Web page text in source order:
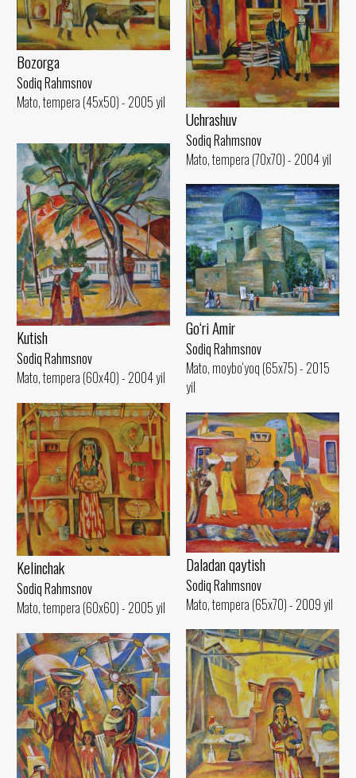
Bozorga
Sodiq Rahmsnov
Mato, tempera (45x50) - 2005 yil
Uchrashuv
Sodiq Rahmsnov
Mato, tempera (70x70) - 2004 yil
Kutish
Sodiq Rahmsnov
Mato, tempera (60x40) - 2004 yil
Go‘ri Amir
Sodiq Rahmsnov
Mato, moybo‘yoq (65x75) - 2015
yil
Kelinchak
Sodiq Rahmsnov
Mato, tempera (60x60) - 2005 yil
Daladan qaytish
Sodiq Rahmsnov
Mato, tempera (65x70) - 2009 yil